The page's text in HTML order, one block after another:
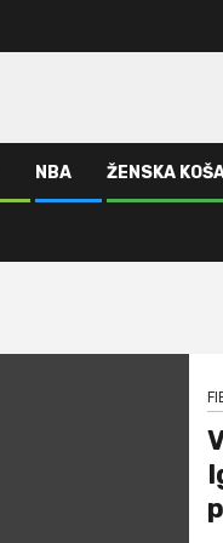
NBA ŽENSKA